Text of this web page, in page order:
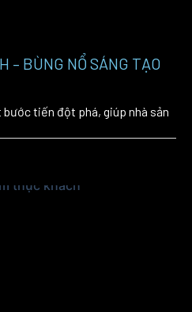
– BÙNG NỔ SÁNG TẠO
tiến đột phá, giúp nhà sản